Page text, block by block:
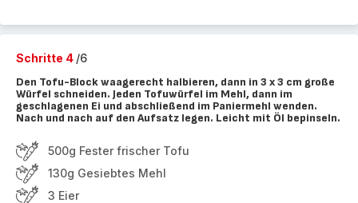
Schritte 4 /6
Den Tofu-Block waagerecht halbieren, dann in 3 x 3 cm große
Würfel schneiden. Jeden Tofuwürfel im Mehl, dann im
geschlagenen Ei und abschließend im Paniermehl wenden.
Nach und nach auf den Aufsatz legen. Leicht mit Öl bepinseln.
500g Fester frischer Tofu
130g Gesiebtes Mehl
3 Eier